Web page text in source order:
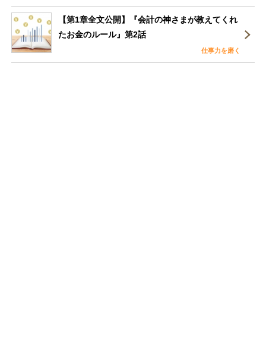
【第1章全文公開】『会計の神さまが教えてくれ
たお金のルール』第2話
仕事力を磨く